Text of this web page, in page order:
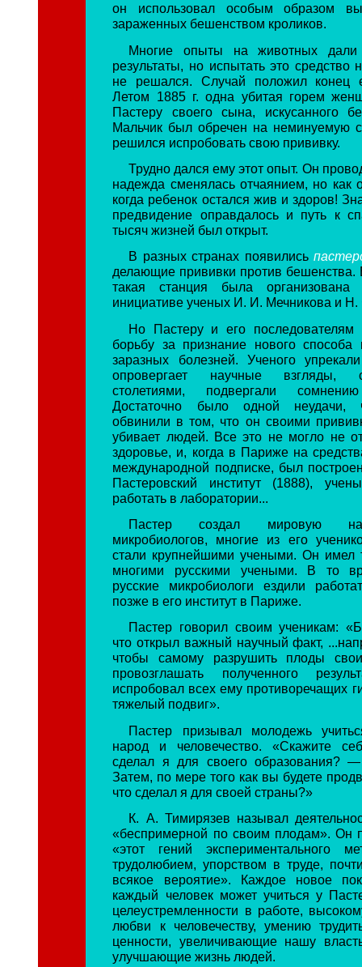
он использовал особым образом
зараженных бешенством кроликов.
Многие опыты на животных дали
результаты, но испытать это средство
не решался. Случай положил конец
Летом 1885 г. одна убитая горем
Пастеру своего сына, искусанного
Мальчик был обречен на неминуемую
решился испробовать свою прививку.
Трудно дался ему этот опыт. Он
надежда сменялась отчаянием, но как
когда ребенок остался жив и здоров!
предвидение оправдалось и путь к
тысяч жизней был открыт.
В разных странах появились
делающие прививки против бешенства.
такая станция была
инициативе ученых И. И. Мечникова и
Но Пастеру и его последователям
борьбу за признание нового способа
заразных болезней. Ученого
опровергает научные взгляды,
столетиями, подвергали
Достаточно было одной неудачи,
обвинили в том, что он своими
убивает людей. Все это не могло не
здоровье, и, когда в Париже на
международной подписке, был
Пастеровский институт (1888),
работать в лаборатории...
Пастер создал мировую
микробиологов, многие из его
стали крупнейшими учеными. Он имел
многими русскими учеными. В то
русские микробиологи ездили
позже в его институт в Париже.
Пастер говорил своим ученикам:
что открыл важный научный факт,
чтобы самому разрушить плоды
провозглашать полученного
испробовал всех ему противоречащих
тяжелый подвиг».
Пастер призывал молодежь
народ и человечество. «Скажите
сделал я для своего образования?
Затем, по мере того как вы будете
что сделал я для своей страны?»
К. А. Тимирязев называл
«беспримерной по своим плодам». Он
«этот гений экспериментального
трудолюбием, упорством в труде,
всякое вероятие». Каждое новое
каждый человек может учиться у
целеустремленности в работе,
любви к человечеству, умению
ценности, увеличивающие нашу
улучшающие жизнь людей.